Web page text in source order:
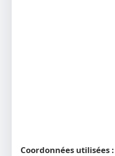
Coordonnées utilisées :